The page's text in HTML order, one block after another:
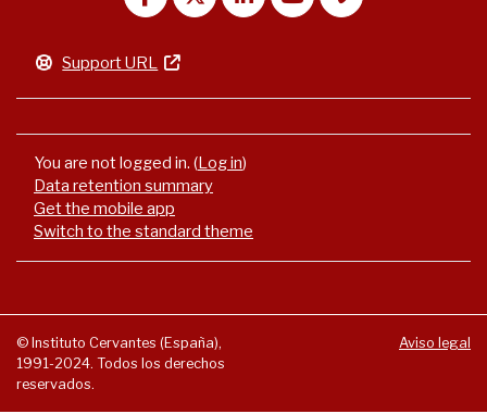
Support URL
You are not logged in. (Log in)
Data retention summary
Get the mobile app
Switch to the standard theme
© Instituto Cervantes (España),
1991-2024. Todos los derechos
reservados.
Aviso legal